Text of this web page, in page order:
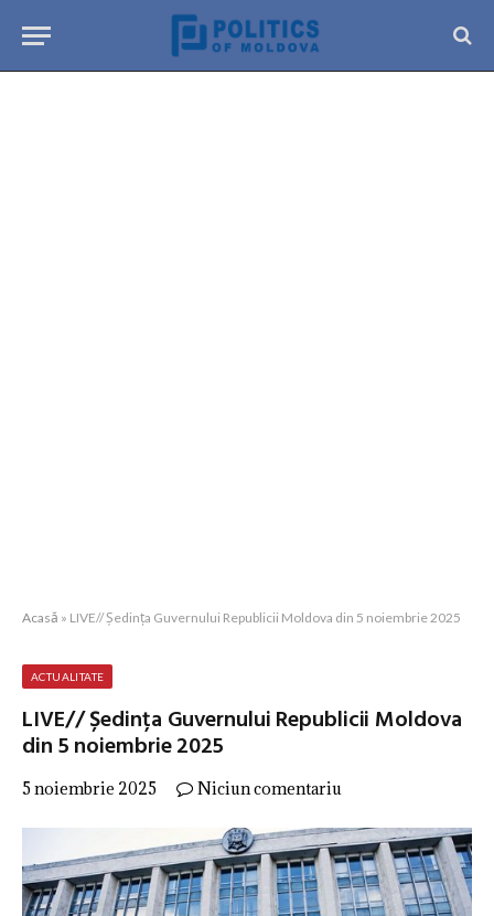
Acasă » LIVE// Ședința Guvernului Republicii Moldova din 5 noiembrie 2025
ACTUALITATE
LIVE// Ședința Guvernului Republicii Moldova
din 5 noiembrie 2025
5 noiembrie 2025 Niciun comentariu